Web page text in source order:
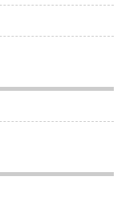
以证明四川是
今为止，能够
山县人吴理真
录》载：“吴
方全美，得绝